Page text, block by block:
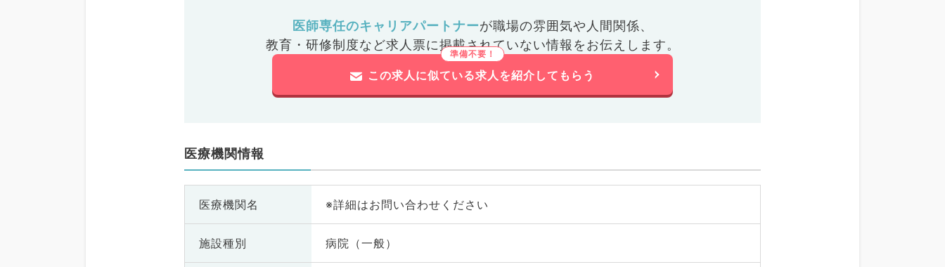
医師専任のキャリアパートナーが職場の雰囲気や人間関係、
教育・研修制度など求人票に掲載されていない情報をお伝えします。
この求人に似ている求人を紹介してもらう
医療機関情報
医療機関名 ※詳細はお問い合わせください
施設種別 病院（一般）